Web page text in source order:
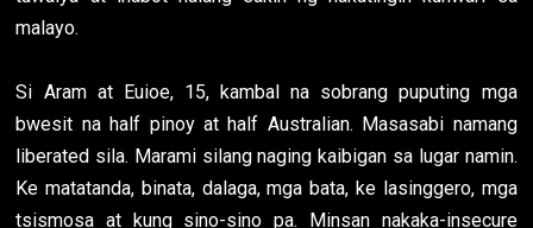
malayo.
Si Aram at Euioe, 15, kambal na sobrang puputing mga
bwesit na half pinoy at half Australian. Masasabi namang
liberated sila. Marami silang naging kaibigan sa lugar namin.
Ke matatanda, binata, dalaga, mga bata, ke lasinggero, mga
tsismosa at kung sino-sino pa. Minsan nakaka-insecure